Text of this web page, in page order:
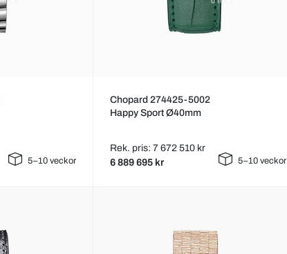
5–10 veckor
Chopard 274425-5002
Happy Sport Ø40mm
Rek. pris: 7 672 510 kr
6 889 695 kr 5–10 veckor